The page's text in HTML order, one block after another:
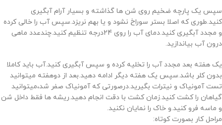
سپس یک پارچه ضخیم روی شن ها گذاشته و بسیار آرام آبگیری
کنید.طوری که اصلا بستر سوراخ نشود و یا بهم نریزد.سپس آب را خالی کرده
و مجدد آبگیری کنید.دمای آب را روی 24درجه تنظیم کنید.چندعدد ماهی
درون آب بیاندازید.
یک هفته بعد مجدد آب را تخلیه کرده و سپس آبگیری کنید.آب باید کاملا
بدون کلر باشد.سپس یک هفته دیگر ادامه دهید.بعد از دوهفته میتوانید
تست آمونیاک و نیترات بگیرید.درصورتی که آمونیاک صفر شد،میتوانید
گیاهان را کشت کنید.زمان کشت با دقت انجام دهید.ریشه ها فقط داخل شن
و ماسه فرو کنید.و خاک را نمایان نکنید.
مراحل کار بصورت کوتاه: